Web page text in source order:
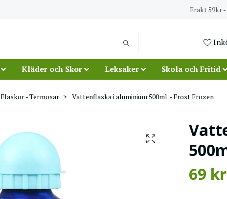
Frakt 59kr -
Kläder och Skor Leksaker Skola och Fritid
Flaskor - Termosar Vattenflaska i aluminium 500ml. - Frost Frozen
69 kr